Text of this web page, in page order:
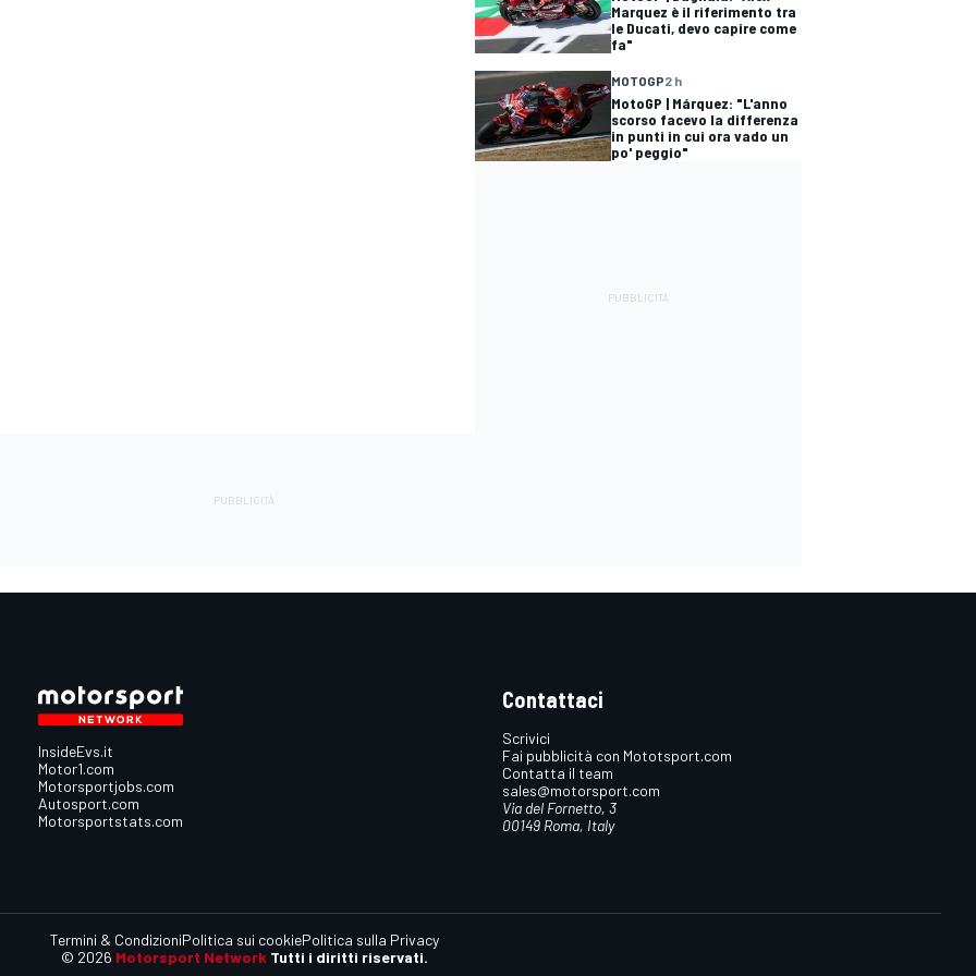
Marquez è il riferimento tra
le Ducati, devo capire come
fa"
MOTOGP2 h
MotoGP | Márquez: "L'anno
scorso facevo la differenza
in punti in cui ora vado un
po' peggio"
InsideEvs.it
Motor1.com
Motorsportjobs.com
Autosport.com
Motorsportstats.com
Contattaci
Scrivici
Fai pubblicità con Mototsport.com
Contatta il team
sales@motorsport.com
Via del Fornetto, 3
00149 Roma, Italy
© 2026 Motorsport Network Tutti i diritti riservati.
Termini & CondizioniPolitica sui cookiePolitica sulla Privacy